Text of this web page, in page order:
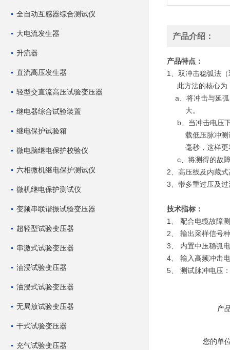
全自动互感器综合测试仪
大电流发生器
升流器
直流高压发生器
轻型交直流高压试验变压器
继电器综合试验装置
继电保护试验箱
微电脑继电保护校验仪
六相微机继电保护测试仪
微机继电保护测试仪
变频串联谐振试验变压器
超轻型试验变压器
串激式试验变压器
油浸试验变压器
油浸式试验变压器
无局放试验变压器
干式试验变压器
充气试验变压器
产品介绍：
产品特点：
1、双冲击稳弧法
此方法的核心为
a、将冲击与延弧
大。
b、当冲击电压下
载低压脉冲测试
毫秒，这样更
c、将测得的故障
2、高压线及内藏
3、带多重过压及
技术指标：
1、 配合电缆故障
2、 输出采样信号
3、 内置中压稳弧
4、 输入高频冲击
5、 测试脉冲电压
产
您的单